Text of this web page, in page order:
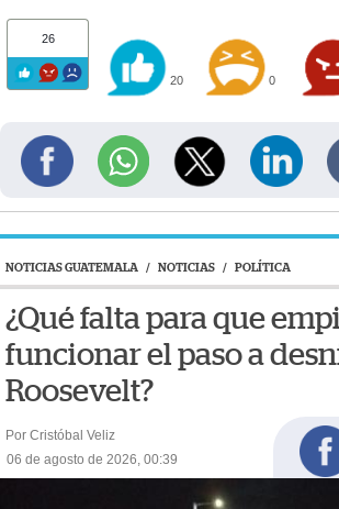
26
20 0
NOTICIAS GUATEMALA / NOTICIAS / POLÍTICA
¿Qué falta para que
funcionar el paso a
Roosevelt?
Por Cristóbal Veliz
06 de agosto de 2026, 00:39